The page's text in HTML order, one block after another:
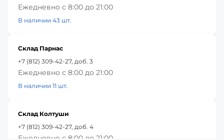
Ежедневно с 8:00 до 21:00
В наличии 43 шт.
Склад Парнас
+7 (812) 309-42-27, доб. 3
Ежедневно с 8:00 до 21:00
В наличии 11 шт.
Склад Колтуши
+7 (812) 309-42-27, доб. 4
Ежедневно с 8:00 до 21:00